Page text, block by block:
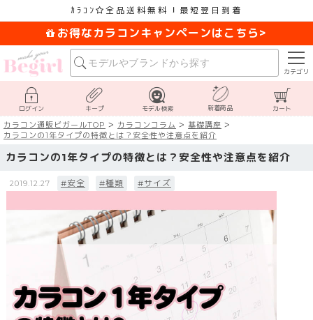
ｶﾗｺﾝ 全品送料無料 最短翌日到着
お得なカラコンキャンペーンはこちら>
カテゴリ
ログイン キープ モデル検索 新着商品 カート
カラコン通販ビガールTOP カラコンコラム
基礎講座
カラコンの1年タイプの特徴とは？安全性や注意点を紹介
カラコンの1年タイプの特徴とは？安全性や注意点を紹介
2019.12.27 #安全 #種類 #サイズ